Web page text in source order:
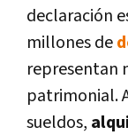
declaración
millones de
representan
patrimonial.
sueldos,